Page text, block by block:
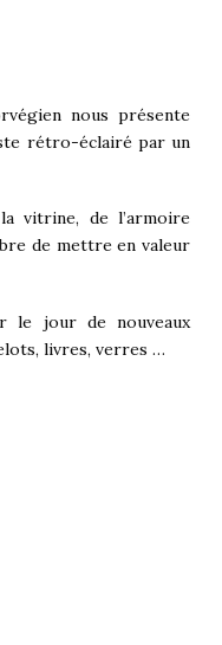
nous présente
rétro-éclairé par un
vitrine, de l’armoire
de mettre en valeur
le jour de nouveaux
livres, verres …